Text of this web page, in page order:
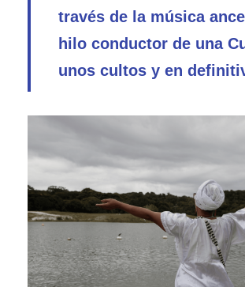
través de la música
hilo conductor de una
unos cultos y en